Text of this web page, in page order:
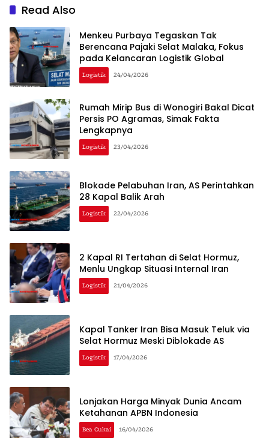
Read Also
Menkeu Purbaya Tegaskan Tak
Berencana Pajaki Selat Malaka, Fokus
pada Kelancaran Logistik Global
Logistik 24/04/2026
Rumah Mirip Bus di Wonogiri Bakal Dicat
Persis PO Agramas, Simak Fakta
Lengkapnya
Logistik 23/04/2026
Blokade Pelabuhan Iran, AS Perintahkan
28 Kapal Balik Arah
Logistik 22/04/2026
2 Kapal RI Tertahan di Selat Hormuz,
Menlu Ungkap Situasi Internal Iran
Logistik 21/04/2026
Kapal Tanker Iran Bisa Masuk Teluk via
Selat Hormuz Meski Diblokade AS
Logistik 17/04/2026
Lonjakan Harga Minyak Dunia Ancam
Ketahanan APBN Indonesia
Bea Cukai 16/04/2026